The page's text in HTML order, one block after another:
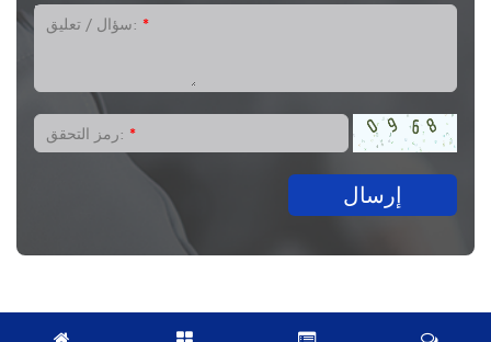
سؤال / تعليق: *
رمز التحقق: *
إرسال